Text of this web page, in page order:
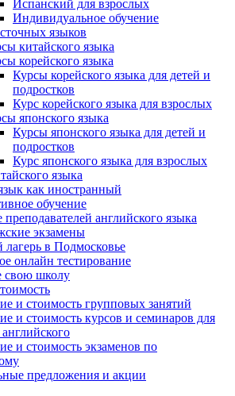
Испанский для взрослых
Индивидуальное обучение
языков
китайского языка
корейского языка
Курсы корейского языка для детей и
подростков
Курс корейского языка для взрослых
японского языка
Курсы японского языка для детей и
подростков
Курс японского языка для взрослых
языка
как иностранный
обучение
английского языка
экзамены
лагерь в Подмосковье
онлайн тестирование
свою школу
и стоимость групповых занятий
и стоимость курсов и семинаров для
и стоимость экзаменов по
предложения и акции